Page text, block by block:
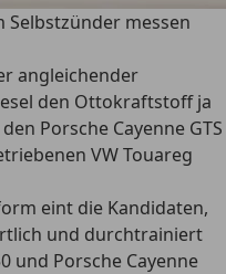
Selbstzünder messen
angleichender
den Ottokraftstoff ja
Porsche Cayenne GTS
VW Touareg
eint die Kandidaten,
und durchtrainiert
und Porsche Cayenne